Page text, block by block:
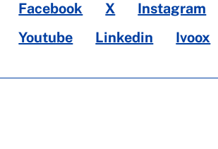
Facebook X
Instagram
Youtube
Linkedin Ivoox